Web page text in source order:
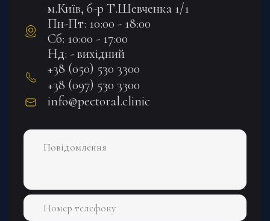
м.Київ, б-р Т.Шевченка 1/1
Пн-Пт: 10:00 - 18:00
Сб: 10:00 - 17:00
Нд: - вихідний
+38 (050) 530 3300
+38 (097) 530 3300
info@pectoral.clinic